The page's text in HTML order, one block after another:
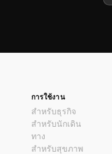
การใช้งาน
สำหรับธุรกิจ
สำหรับนักเดิน
ทาง
สำหรับสุขภาพ